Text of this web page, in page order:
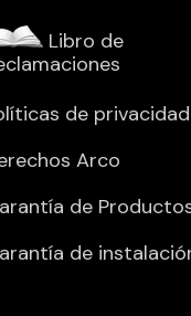
Libro de
de privacidad
Arco
de
de